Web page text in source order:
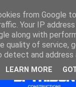
from Google
Your IP
along with
quality of service,
and address
LEARN MORE